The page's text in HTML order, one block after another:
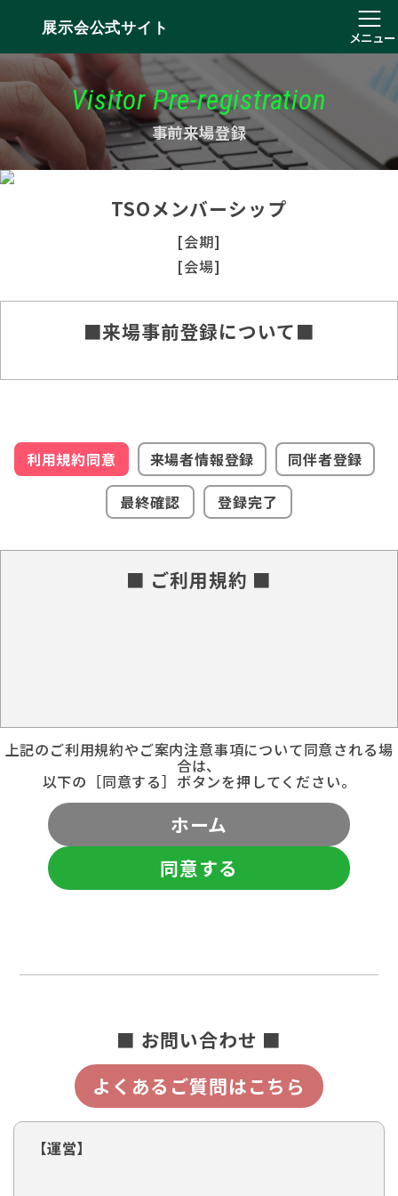
展示会公式サイト
メニュー
Visitor Pre-registration
事前来場登録
TSOメンバーシップ
[会期]
[会場]
■来場事前登録について■
利用規約同意 来場者情報登録
同伴者登録
最終確認
登録完了
■ ご利用規約 ■
上記のご利用規約やご案内注意事項について同意される場
合は、
以下の［同意する］ボタンを押してください。
ホーム
同意する
■ お問い合わせ ■
よくあるご質問はこちら
【運営】